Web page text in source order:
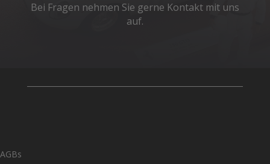
Bei Fragen nehmen Sie gerne Kontakt mit uns
auf.
AGBs